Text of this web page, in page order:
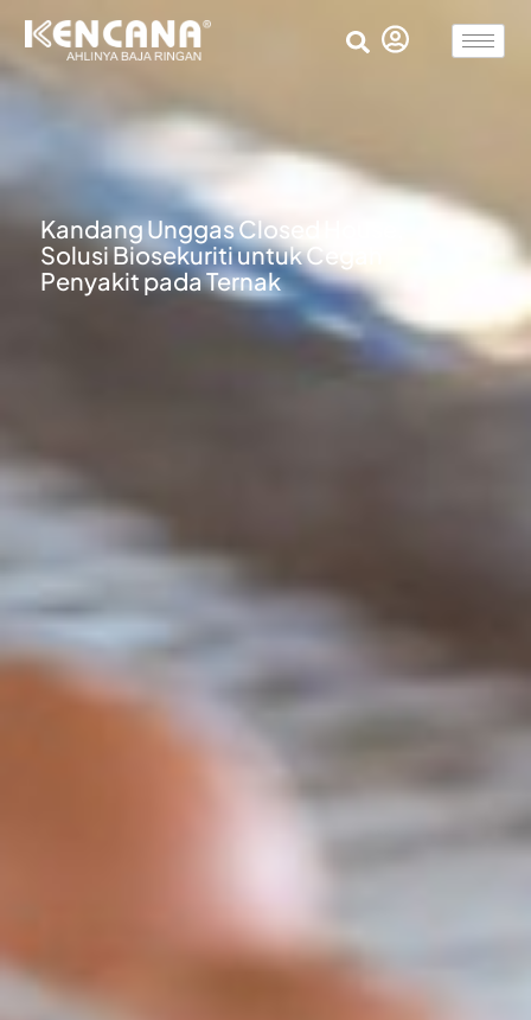
Kandang Unggas Closed House,
Solusi Biosekuriti untuk Cegah
Penyakit pada Ternak